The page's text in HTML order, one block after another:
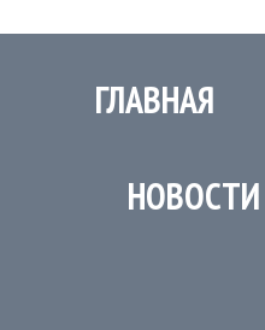
ГЛАВНАЯ
НОВОСТИ